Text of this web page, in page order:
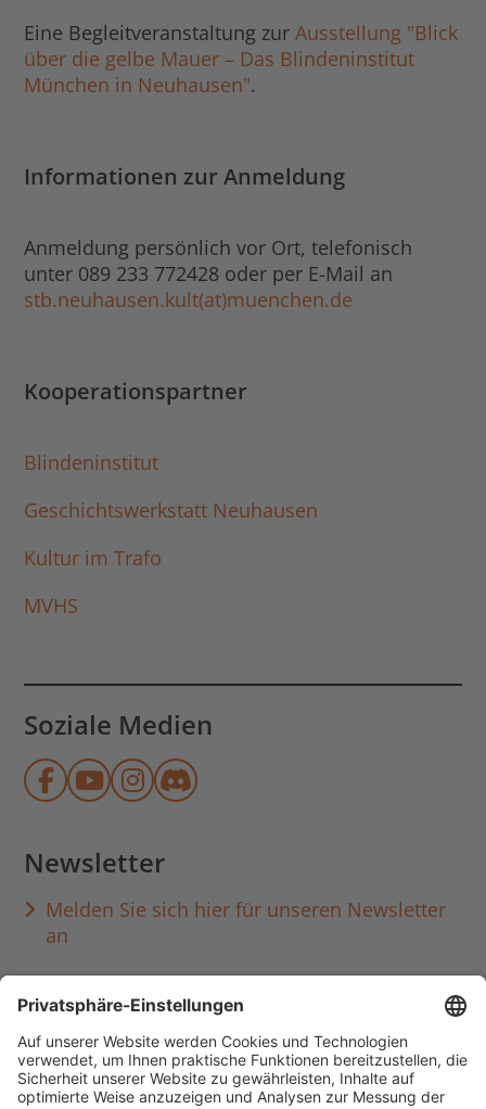
Eine Begleitveranstaltung zurAusstellung "Blick
über die gelbe Mauer – Das Blindeninstitut
München in Neuhausen".
Informationen zur Anmeldung
Anmeldung persönlich vor Ort, telefonisch
unter 089 233 772428 oder per E-Mail an
stb.neuhausen.kult(at)muenchen.de
Kooperationspartner
Blindeninstitut
Geschichtswerkstatt Neuhausen
Kultur im Trafo
MVHS
Soziale Medien
Münchner Stadtbibliothek auf
Münchner Stadtbibliothek auf
Münchner Stadtbibliothek
Münchner
Newsletter
Melden Sie sich hier für unseren Newsletter
an
Häufig aufgerufen
Standorte & Öffnungszeiten
anmelden & ausleihen